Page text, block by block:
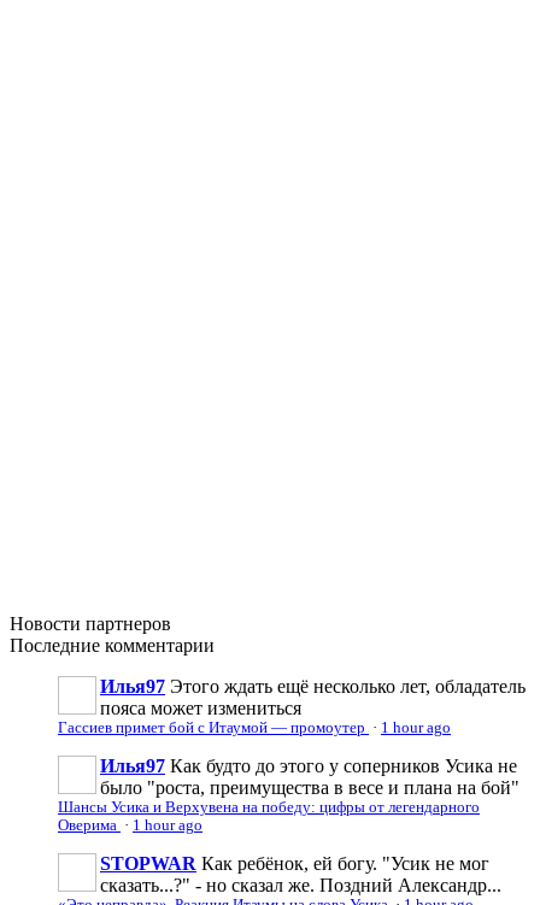
Новости партнеров
Последние комментарии
Илья97 Этого ждать ещё несколько лет, обладатель
пояса может измениться
Гассиев примет бой с Итаумой — промоутер · 1 hour ago
Илья97 Как будто до этого у соперников Усика не
было "роста, преимущества в весе и плана на бой"
Шансы Усика и Верхувена на победу: цифры от легендарного
Оверима · 1 hour ago
STOPWAR Как ребёнок, ей богу. "Усик не мог
сказать...?" - но сказал же. Поздний Александр...